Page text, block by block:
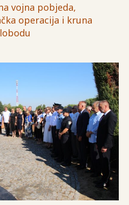
vojna pobjeda,
operacija i kruna